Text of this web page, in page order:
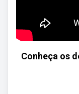
Conheça os